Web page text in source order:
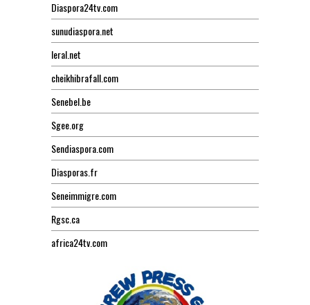
Diaspora24tv.com
sunudiaspora.net
leral.net
cheikhibrafall.com
Senebel.be
Sgee.org
Sendiaspora.com
Diasporas.fr
Seneimmigre.com
Rgsc.ca
africa24tv.com